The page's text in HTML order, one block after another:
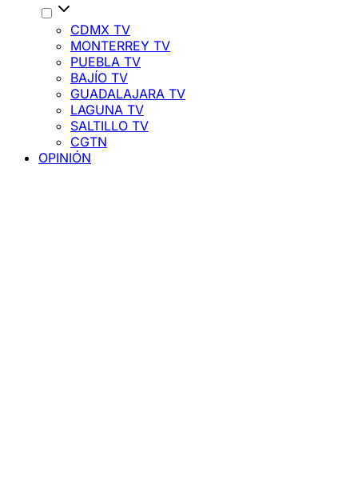
CDMX TV
MONTERREY TV
PUEBLA TV
BAJÍO TV
GUADALAJARA TV
LAGUNA TV
SALTILLO TV
CGTN
OPINIÓN